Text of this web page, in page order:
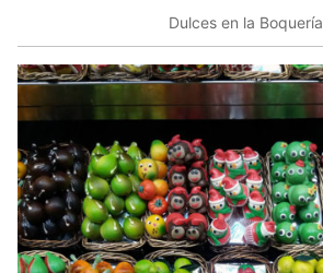
Dulces en la Boquería